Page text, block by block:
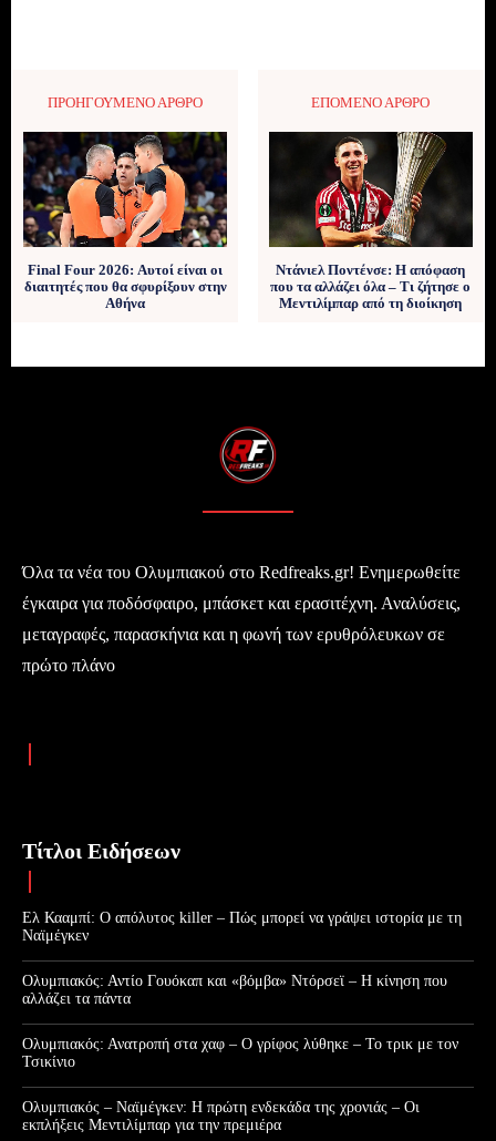
ΠΡΟΗΓΟΎΜΕΝΟ ΆΡΘΡΟ
Final Four 2026: Αυτοί είναι οι
διαιτητές που θα σφυρίξουν στην
Αθήνα
ΕΠΌΜΕΝΟ ΆΡΘΡΟ
Ντάνιελ Ποντένσε: Η απόφαση
που τα αλλάζει όλα – Τι ζήτησε ο
Μεντιλίμπαρ από τη διοίκηση
Όλα τα νέα του Ολυμπιακού στο Redfreaks.gr! Ενημερωθείτε
έγκαιρα για ποδόσφαιρο, μπάσκετ και ερασιτέχνη. Αναλύσεις,
μεταγραφές, παρασκήνια και η φωνή των ερυθρόλευκων σε
πρώτο πλάνο
Τίτλοι Ειδήσεων
Ελ Κααμπί: Ο απόλυτος killer – Πώς μπορεί να γράψει ιστορία με τη
Ναϊμέγκεν
Ολυμπιακός: Αντίο Γουόκαπ και «βόμβα» Ντόρσεϊ – Η κίνηση που
αλλάζει τα πάντα
Ολυμπιακός: Ανατροπή στα χαφ – Ο γρίφος λύθηκε – Το τρικ με τον
Τσικίνιο
Ολυμπιακός – Ναϊμέγκεν: Η πρώτη ενδεκάδα της χρονιάς – Οι
εκπλήξεις Μεντιλίμπαρ για την πρεμιέρα